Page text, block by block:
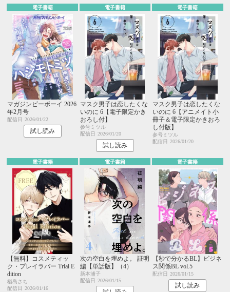
電子書籍
マガジンビーボーイ 2026
年2月号
配信日 2026/01/22
試し読み
電子書籍
マスク男子は恋したくな
いのに 6【電子限定かき
おろし付】
参号ミツル
配信日
2026/01/20
試し読み
電子書籍
マスク男子は恋したくな
いのに 6【アニメイト小
冊子＆電子限定かきおろ
し付版】
参号ミツル
配信日
2026/01/20
電子書籍
【無料】コスメティッ
ク・プレイラバー Trial E
dition
楢島さち
配信日
2026/01/16
電子書籍
次の空白を埋めよ。 証明
編【単話版】（4）
新本浦子
配信日
2026/01/15
電子書籍
【秒で分かるBL】ビジネ
ス関係BL vol.5
配信日 2026/01/15
試し読み